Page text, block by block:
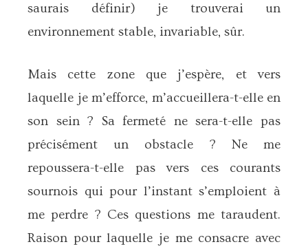
saurais définir) je trouverai un
environnement stable, invariable, sûr.
Mais cette zone que j’espère, et vers
laquelle je m’efforce, m’accueillera-t-elle en
son sein ? Sa fermeté ne sera-t-elle pas
précisément un obstacle ? Ne me
repoussera-t-elle pas vers ces courants
sournois qui pour l’instant s’emploient à
me perdre ? Ces questions me taraudent.
Raison pour laquelle je me consacre avec